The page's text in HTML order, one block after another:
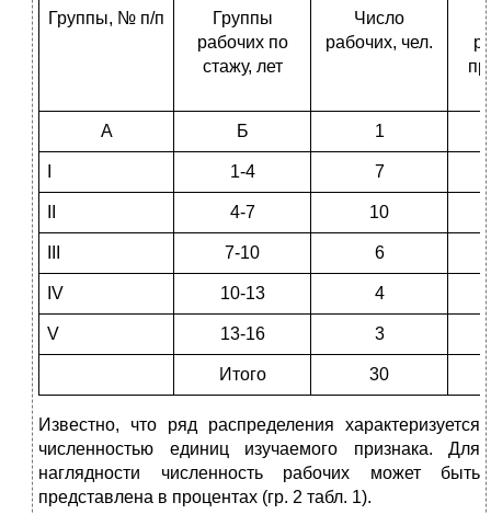
Группы, № п/п
Группы
рабочих по
стажу, лет
Число
рабочих, чел.
А Б 1
1-4 7
4-7 10
7-10 6
IV 10-13 4
V 13-16 3
Итого 30
Известно, что ряд распределения характеризуется
численностью единиц изучаемого признака. Для
наглядности численность рабочих может быть
представлена в процентах (гр. 2 табл. 1).